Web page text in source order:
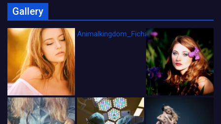
Gallery
Animalkingdom_FichaCine